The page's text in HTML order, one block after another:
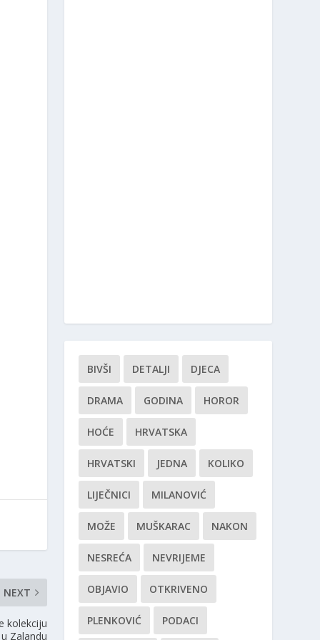
NEXT
kolekciju
Zalandu
BIVŠI DETALJI DJECA
DRAMA GODINA HOROR
HOĆE HRVATSKA
HRVATSKI JEDNA KOLIKO
LIJEČNICI MILANOVIĆ
MOŽE MUŠKARAC NAKON
NESREĆA NEVRIJEME
OBJAVIO OTKRIVENO
PLENKOVIĆ PODACI